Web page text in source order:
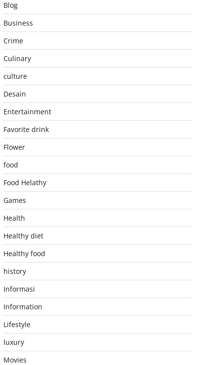
Blog
Business
Crime
Culinary
culture
Desain
Entertainment
Favorite drink
Flower
food
Food Helathy
Games
Health
Healthy diet
Healthy food
history
Informasi
Information
Lifestyle
luxury
Movies